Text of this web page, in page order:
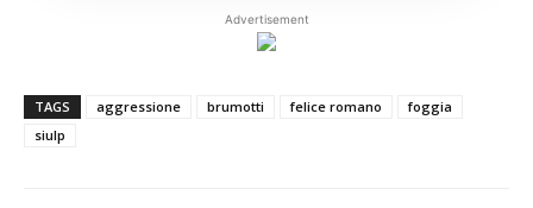
Advertisement
TAGS aggressione brumotti felice romano
foggia
siulp